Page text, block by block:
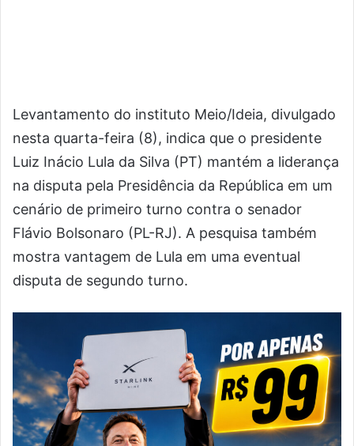
Levantamento do instituto Meio/Ideia, divulgado
nesta quarta-feira (8), indica que o presidente
Luiz Inácio Lula da Silva (PT) mantém a liderança
na disputa pela Presidência da República em um
cenário de primeiro turno contra o senador
Flávio Bolsonaro (PL-RJ). A pesquisa também
mostra vantagem de Lula em uma eventual
disputa de segundo turno.